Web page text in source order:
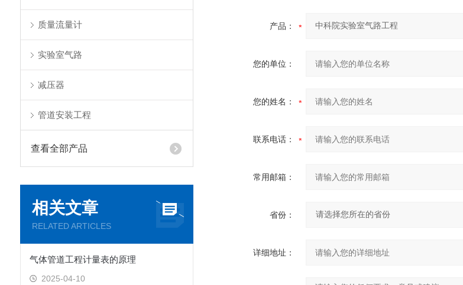
质量流量计
实验室气路
减压器
管道安装工程
查看全部产品
相关文章
RELATED ARTICLES
气体管道工程计量表的原理
2025-04-10
产品：
您的单位：
您的姓名：
联系电话：
常用邮箱：
省份：
详细地址：